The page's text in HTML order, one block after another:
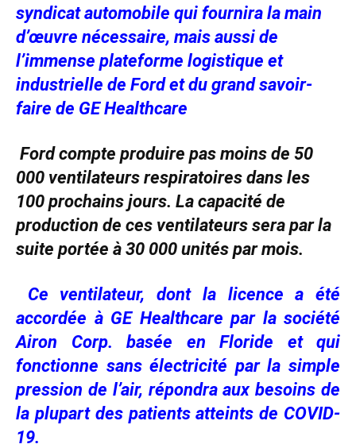
syndicat automobile qui fournira la main
d’œuvre nécessaire, mais aussi de
l’immense plateforme logistique et
industrielle de Ford et du grand savoir-
faire de GE Healthcare
Ford compte produire pas moins de 50
000 ventilateurs respiratoires dans les
100 prochains jours. La capacité de
production de ces ventilateurs sera par la
suite portée à 30 000 unités par mois.
Ce ventilateur, dont la licence a été
accordée à GE Healthcare par la société
Airon Corp. basée en Floride et qui
fonctionne sans électricité par la simple
pression de l’air, répondra aux besoins de
la plupart des patients atteints de COVID-
19.